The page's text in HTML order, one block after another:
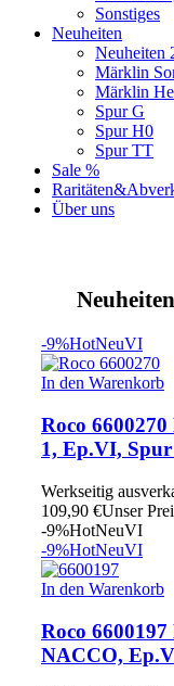
Sonstiges
Neuheiten
Neuheiten
Märklin
Märklin
Spur G
Spur H0
Spur TT
Sale %
Über uns
-9%HotNeuVI
In den Warenkorb
Roco
1, Ep.VI,
Werkseitig
109,90 €Unser
-9%HotNeuVI
-9%HotNeuVI
In den Warenkorb
Roco 6600197
NACCO,